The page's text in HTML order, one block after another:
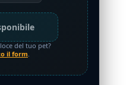
del tuo pet?
il form.